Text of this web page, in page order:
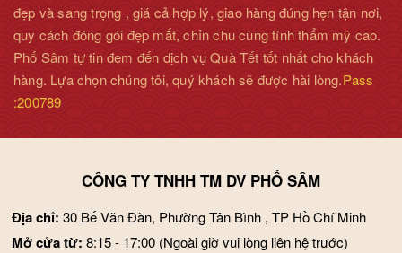
đẹp và sang trọng , giá cả hợp lý, giao hàng đúng hẹn tận nơi,
quy cách đóng gói đẹp mắt, chỉn chu cùng tính thẩm mỹ cao.
Phố Sâm tự tin đem đến dịch vụ Quà Tết tốt nhất cho khách
hàng. Lựa chọn chúng tôi, quý khách sẽ được hài lòng.Pass
:200789
CÔNG TY TNHH TM DV PHỐ SÂM
Địa chỉ: 30 Bế Văn Đàn, Phường Tân Bình , TP Hồ Chí Minh
Mở cửa từ:8:15 - 17:00 (Ngoài giờ vui lòng liên hệ trước)